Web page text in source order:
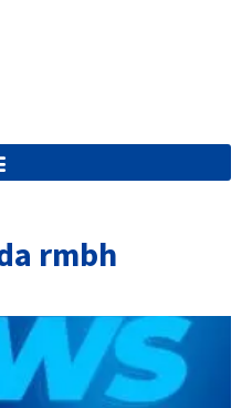
rmbh